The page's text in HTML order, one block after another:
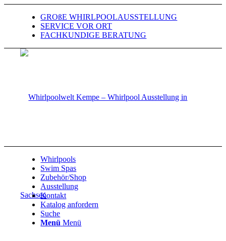
GROßE WHIRLPOOLAUSSTELLUNG
SERVICE VOR ORT
FACHKUNDIGE BERATUNG
Whirlpools
Swim Spas
Zubehör/Shop
Ausstellung
Kontakt
Katalog anfordern
Suche
Menü Menü